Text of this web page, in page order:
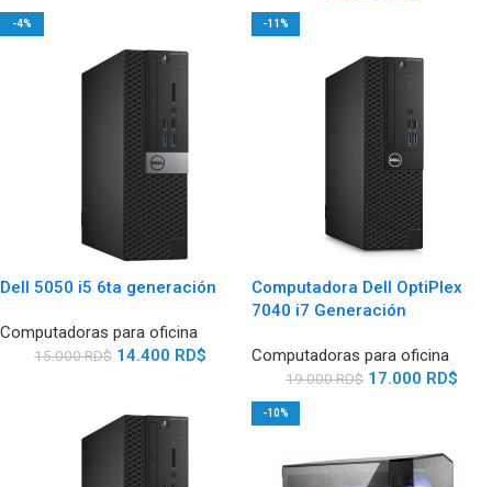
-4%
Dell 5050 i5 6ta generación
Computadoras para oficina
15.000RD$ 14.400 RD$
-11%
Computadora Dell OptiPlex
7040 i7 Generación
Computadoras para oficina
19.000RD$ 17.000 RD$
-10%